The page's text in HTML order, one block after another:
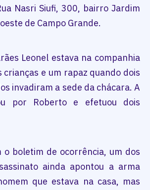
Nasri Siufi, 300, bairro Jardim
de Campo Grande.
Leonel estava na companhia
crianças e um rapaz quando dois
invadiram a sede da chácara. A
por Roberto e efetuou dois
o boletim de ocorrência, um dos
ainda apontou a arma
que estava na casa, mas